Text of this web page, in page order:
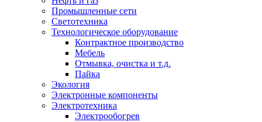
Промышленные сети
Светотехника
Технологическое оборудование
Контрактное производство
Мебель
Отмывка, очистка и т.д.
Пайка
Экология
Электронные компоненты
Электротехника
Электрообогрев